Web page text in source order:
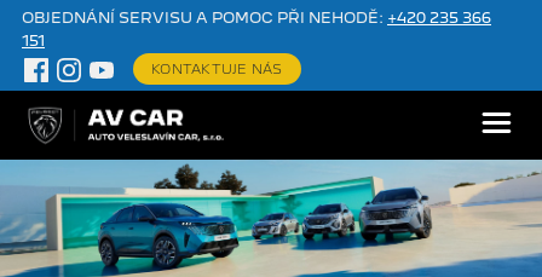
OBJEDNÁNÍ SERVISU A POMOC PŘI NEHODĚ: +420 235 366
151
KONTAKTUJE NÁS